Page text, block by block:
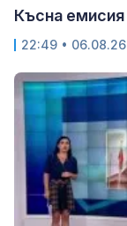
Късна емисия
22:49 • 06.08.26